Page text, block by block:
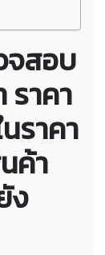
จสอบ
ราคา
ราคา
ค้า
ง